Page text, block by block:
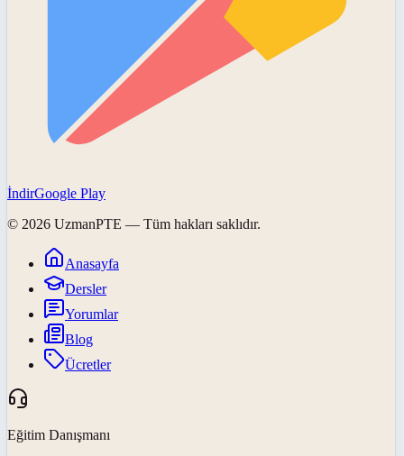
İndirGoogle Play
© 2026 UzmanPTE — Tüm hakları saklıdır.
Anasayfa
Dersler
Yorumlar
Blog
Ücretler
Eğitim Danışmanı